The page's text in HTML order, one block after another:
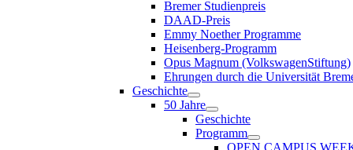
Bremer Studienpreis
DAAD-Preis
Emmy Noether Programme
Heisenberg-Programm
Opus Magnum (VolkswagenStiftung)
Ehrungen durch die Universität
Geschichte
50 Jahre
Geschichte
Programm
OPEN CAMPUS